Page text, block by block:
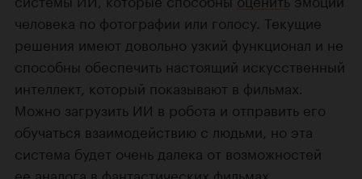
человека по фотографии или голосу. Текущие
решения имеют довольно узкий функционал и не
способны обеспечить настоящий искусственный
интеллект, который показывают в фильмах.
Можно загрузить ИИ в робота и отправить его
обучаться взаимодействию с людьми, но эта
система будет очень далека от возможностей
ее аналога в фантастических фильмах.